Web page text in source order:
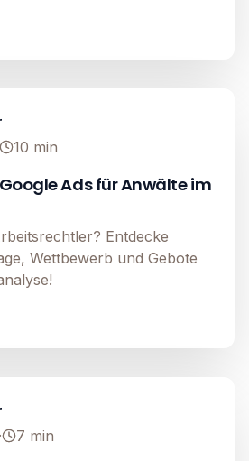
10 min
Ads für Anwälte im
Entdecke
Wettbewerb und Gebote
· 7 min